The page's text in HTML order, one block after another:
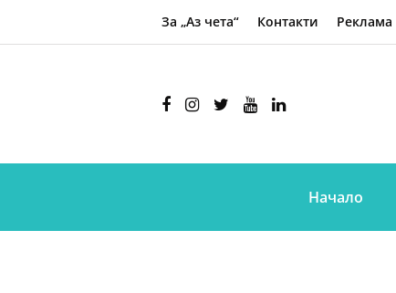
За „Аз чета“ Контакти Реклама
Начало